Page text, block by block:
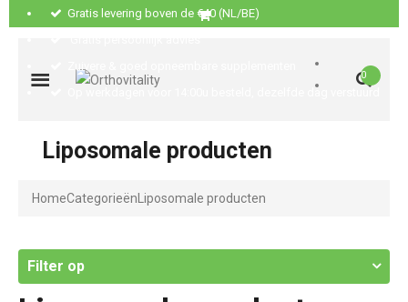
Gratis levering boven de €40 (NL/BE)
Zuivere & goed opneembare supplementen
0
Liposomale producten
HomeCategorieën Liposomale producten
Filter op